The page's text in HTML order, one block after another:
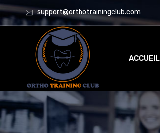
support@orthotrainingclub.com
ACCUEIL